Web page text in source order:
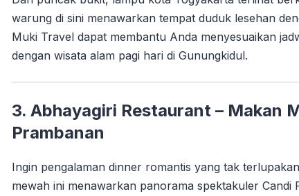
warung di sini menawarkan tempat duduk lesehan
Muki Travel dapat membantu Anda menyesuaikan
dengan wisata alam pagi hari di Gunungkidul.
3. Abhayagiri Restaurant – Makan
Prambanan
Ingin pengalaman dinner romantis yang tak
mewah ini menawarkan panorama spektakuler